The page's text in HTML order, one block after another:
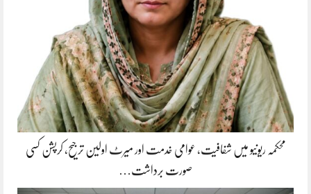
محکمہ ریونیو میں شفافیت، عوامی خدمت اور میرٹ اولین ترجیح، کرپشن کسی
صورت برداشت…